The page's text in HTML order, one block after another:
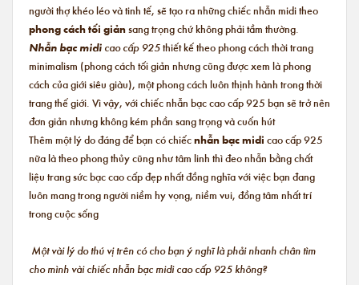
người thợ khéo léo và tinh tế, sẽ tạo ra những chiếc nhẫn midi theo
phong cách tối giảnsang trọng chứ không phải tầm thường.
Nhẫn bạc midi cao cấp 925thiết kế theo phong cách thời trang
minimalism (phong cách tối giản nhưng cũng được xem là phong
cách của giới siêu giàu), một phong cách luôn thịnh hành trong thời
trang thế giới. Vì vậy, với chiếc nhẫn bạc cao cấp 925 bạn sẽ trở nên
đơn giản nhưng không kém phần sang trọng và cuốn hút
Thêm một lý do đáng để bạn có chiếcnhẫn bạc midi cao cấp 925
nữa là theo phong thủy cũng như tâm linh thì đeo nhẫn bằng chất
liệu trang sức bạc cao cấp đẹp nhất đồng nghĩa với việc bạn đang
luôn mang trong người niềm hy vọng, niềm vui, đồng tâm nhất trí
trong cuộc sống
Một vài lý do thú vị trên có cho bạn ý nghĩ là phải nhanh chân tìm
cho mình vài chiếc nhẫn bạc midi cao cấp 925 không?